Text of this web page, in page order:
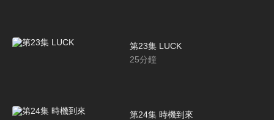
第23集 LUCK
25分鐘
第24集 時機到來